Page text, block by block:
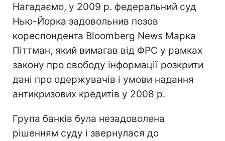
Нагадаємо, у 2009 р. федеральний суд
Нью-Йорка задовольнив позов
кореспондента Bloomberg News Марка
Піттман, який вимагав від ФРС у рамках
закону про свободу інформації розкрити
дані про одержувачів і умови надання
антикризових кредитів у 2008 р.
Група банків була незадоволена
рішенням суду і звернулася до